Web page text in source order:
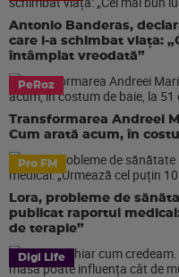
Antonio Banderas,
care i-a schimbat viața:
întâmplat vreodată”
PeRoz
Transformarea Andreei
Cum arată acum, în
Pro FM
Lora, probleme de
publicat raportul
de terapie”
Digi Life